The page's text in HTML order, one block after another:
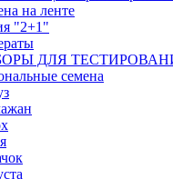
на ленте
"2+1"
ДЛЯ
семена